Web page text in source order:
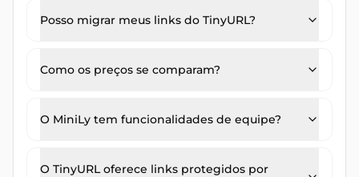
Posso migrar meus links do TinyURL?
Como os preços se comparam?
O MiniLy tem funcionalidades de equipe?
O TinyURL oferece links protegidos por